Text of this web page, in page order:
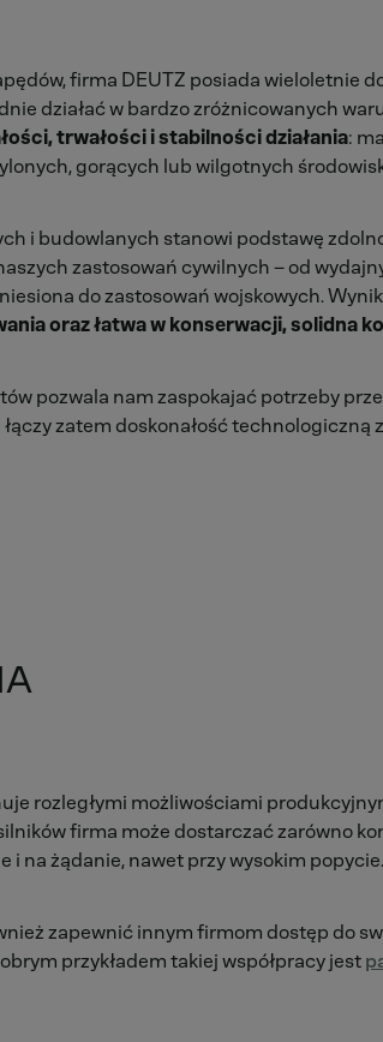
firma DEUTZ posiada wieloletnie
działać w bardzo zróżnicowanych
trwałości i stabilności działania:
gorących lub wilgotnych
i budowlanych stanowi podstawę
zastosowań cywilnych – od
do zastosowań wojskowych.
oraz łatwa w konserwacji, solidna
pozwala nam zaspokajać potrzeby
zatem doskonałość
rozległymi możliwościami
firma może dostarczać zarówno
i na żądanie, nawet przy wysokim popycie.
zapewnić innym firmom dostęp do
przykładem takiej współpracy jest